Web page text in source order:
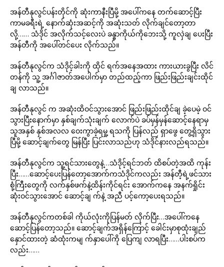
အန်တီနုလွင်ပန်းတိုင်ကို ဆုံးကာနီးပြီမို့ အပေါ်ကနေ တက်ဆောင့်ပြီး
ကာမခရီးရဲ့ နောက်ဆုံးအဆင့်ကို အဆုံးသတ် လိုက်ချင်တော့တာ
လို့…… သံဒိုင် အလိုက်သင့်လေးပဲ ခန္ဓာကိုယ်ကိုဘေးသို့ ကူလှဲချ ပေးပြီး
အန်တီကို အပေါ်တင်ပေး လိုက်သည်။
အန်တီနုလွင်က သံဒိုင့်ခါးကို ထိုင် ရက်အနေအထား ကားယားခွပြီး လိင်
တန်ကို သူ့ အင်္ဂါဇာတ်အပေါက်မှာ တည်ထည့်ကာ ဖြည်းဖြည်းချင်းထိုင်
ချ လာသည်။
အန်တီနုလွင် က အဆုံးထိဝင်သွားအောင် ဖြည်းဖြည်းထိုင်ချ ခဲ့ပေမဲ့ ဝင်
သွားပြီးနောက်မှာ နှစ်ချက်သုံးချက် လောက်ပဲ ခပ်မှန်မှန်ဆောင့်နေရာမှ
သူအနှစ် နှစ်အလလ ဝေးကွာခဲ့ရမှု့ ရသကို ပြန်လည် ရှာဖွေ တွေ့ရှိသွား
ပြီမို့ ဆောင့်ချက်တွေ မြန်ပြီး ပြင်းလာသည်ဟု သံဒိုင်နားလည်ရသည်။
အန်တီနုလွင်က သူ့ရင်သားတွေနဲ့…သံဒိုင့်ရင်ဘတ် ထိစပ်တဲ့အထိ ကုန်း
ပြီး……ဆောင့်ပေးပြန်တော့အောက်ကသံဒိုင်ကလည်း အန်တီ့ရဲ့ဖင်သား
စုံ့ကြီးတွေကို လက်နှစ်ဖက်နဲ့ထိန်းကိုင်ရင်း အောက်ကနေ အနက်ရှိုင်း
ဆုံးဝင်သွားအောင် ဆောင့်ချ က်နဲ့ အညီ ပင့်ကော့ပေးရသည်။
အန်တီနုလွင်ကတစ်ခါ ကိုယ်လုံးကိုပြန်မတ် လိုက်ပြီး…အပေါ်ကနေ
ဆောင့်ပြန်တော့သည်။ ဆောင့်ချက်အရှိန်ကြောင့် ခေါင်းမှာစုထုံးချည်
နှောင်ထားတဲ့ ဆံထုံးကမျ က်နှာပေါ်ကို ပြေကျ လာရပြီး……ပါးစပ်က
လည်း……